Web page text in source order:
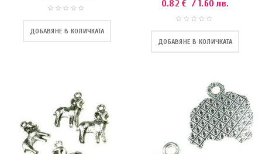
ДОБАВЯНЕ В КОЛИЧКАТА
0.82€ / 1.60 лв.
ДОБАВЯНЕ В КОЛИЧКАТА